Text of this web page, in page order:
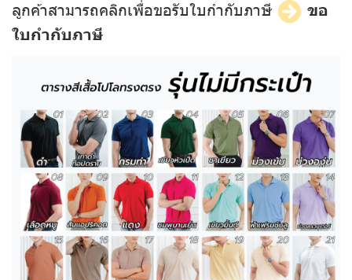
ลูกค้าสามารถคลิกเพื่อขอรับใบกำกับภาษี
ขอ
ใบกำกับภาษี